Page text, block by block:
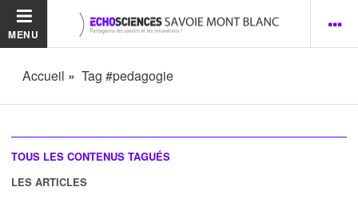
MENU
Accueil Tag #pedagogie
TOUS LES CONTENUS TAGUÉS
LES ARTICLES